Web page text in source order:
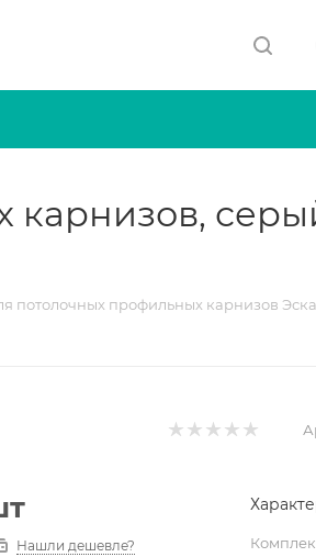
потолочных профильных карнизов
Нашли дешевле?